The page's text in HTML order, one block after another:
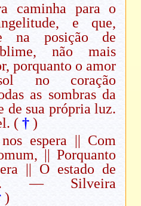
caminha para o
e que,
na posição de
não mais
porquanto o amor
no coração
as sombras da
de sua própria luz.
(† )
espera || Com
|| Porquanto
|| O estado de
— Silveira
)